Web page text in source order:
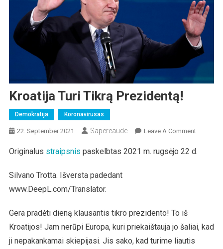
Kroatija Turi Tikrą Prezidentą!
Demokratija Koronavirusas
22. September 2021 Sapereaude Leave A CommentOn
Turi
Originalus straipsnis paskelbtas 2021 m. rugsėjo 22 d.
Silvano Trotta. Išversta padedant
www.DeepL.com/Translator.
Gera pradėti dieną klausantis tikro prezidento! To iš
Kroatijos! Jam nerūpi Europa, kuri priekaištauja jo šaliai, kad
ji nepakankamai skiepijasi. Jis sako, kad turime liautis